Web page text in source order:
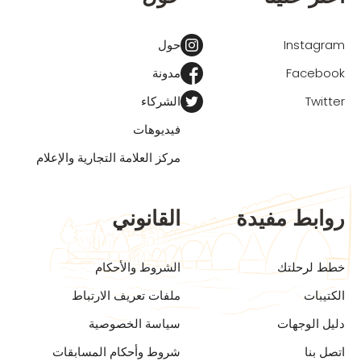
Instagram
Facebook
Twitter
حول
مدونة
الشركاء
فيديوهات
مركز العلامة التجارية والإعلام
روابط مفيدة
خطط لرحلتك
الكتيبات
دليل الوجهات
اتصل بنا
القانوني
الشروط والأحكام
ملفات تعريف الارتباط
سياسة الخصوصية
شروط وأحكام المسابقات